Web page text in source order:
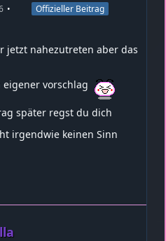
Offizieller Beitrag
jetzt nahezutreten aber das
vorschlag
später regst du dich
irgendwie keinen Sinn